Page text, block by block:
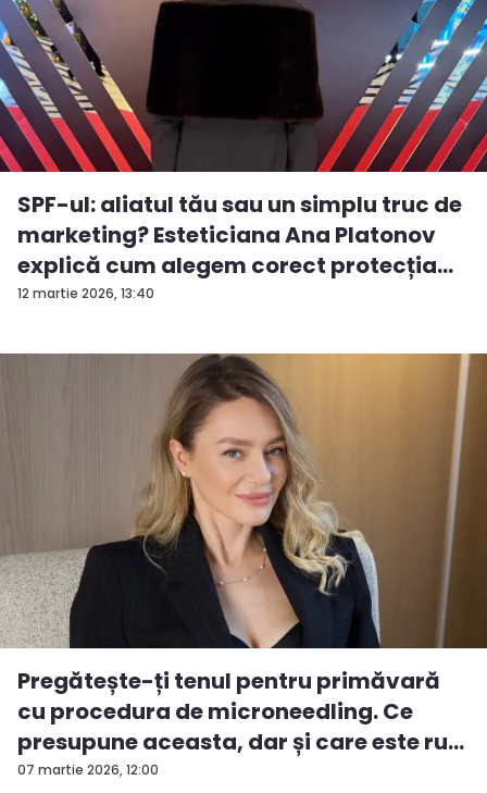
12 martie 2026, 13:40
SPF-ul: aliatul tău sau un simplu truc de
marketing? Esteticiana Ana Platonov
explică cum alegem corect protecția
so...
07 martie 2026, 12:00
Pregătește-ți tenul pentru primăvară
cu procedura de microneedling. Ce
presupune aceasta, dar și care este ru...